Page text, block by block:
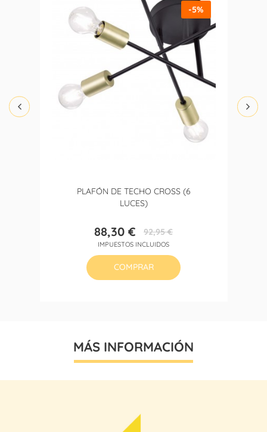
PLAFÓN DE TECHO CROSS (6
LUCES)
Precio
88,30 €Precio
base
92,95 €
IMPUESTOS INCLUIDOS
-5%
COMPRAR
MÁS INFORMACIÓN